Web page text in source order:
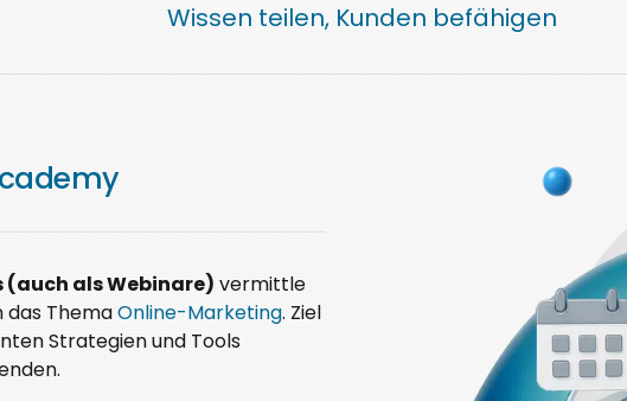
Wissen teilen, Kunden befähigen
(auch als Webinare) vermittle
das ThemaOnline-Marketing. Ziel
Strategien und Tools